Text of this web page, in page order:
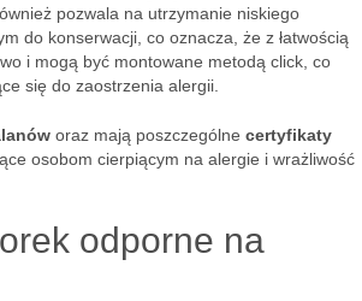
pozwala na utrzymanie niskiego
do konserwacji, co oznacza, że z łatwością
i mogą być montowane metodą click, co
się do zaostrzenia alergii.
oraz mają poszczególne certyfikaty
osobom cierpiącym na alergie i wrażliwość
odporne na